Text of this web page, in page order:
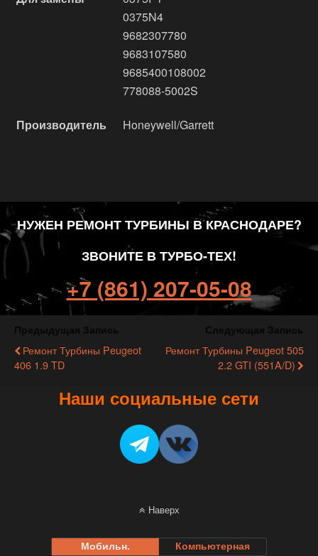
0375N4
9682307780
9683107580
9685400108002
778088-5002S
Производитель Honeywell/Garrett
НУЖЕН РЕМОНТ ТУРБИНЫ В КРАСНОДАРЕ?
ЗВОНИТЕ В ТУРБО-ТЕХ!
+7 (861) 207-05-08
Ремонт Турбины Peugeot
406 1.9 TD
Ремонт Турбины Peugeot 505
2.2 GTI (551A/D)
Наши социальные сети
Наверх
Мобильн. Компьютерная